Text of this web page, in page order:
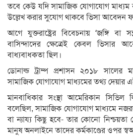
তবে কেউ যদি সামাজিক যোগাযোগ মাধ্যম
উল্লেখ করার সুযোগ থাকবে ভিসা আবেদন
আগে যুক্তরাষ্ট্রের বিবেচনায় ‘জঙ্গি বা
বাসিন্দাদের ক্ষেত্রেই কেবল ভিসার
বাধ্যবাধকতা ছিল।
ডোনাল্ড ট্রাম্প প্রশাসন ২০১৮ সালের
সামাজিক যোগাযোগ মাধ্যমের তথ্য দেয়ার
মানবাধিকার সংস্থা আমেরিকান সিভিল
বলেছিল, সামাজিক যোগাযোগ মাধ্যমে
বা ন্যায্য কিছু হবে- তার কোনো
মানুষ অনলাইনে তাদের কর্মকাণ্ডের ওপর